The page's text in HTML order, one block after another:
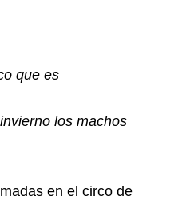
que es
los machos
en el circo de